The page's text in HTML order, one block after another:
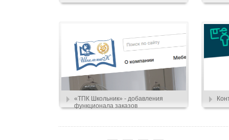
«ТПК Школьник» - добавления
функционала заказов